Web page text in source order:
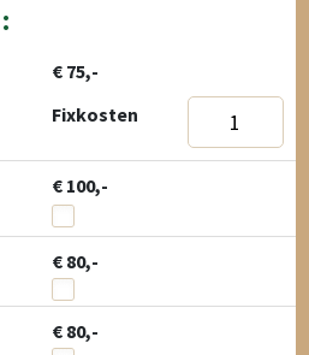
€ 75,-
Fixkosten
€ 100,-
€ 80,-
€ 80,-